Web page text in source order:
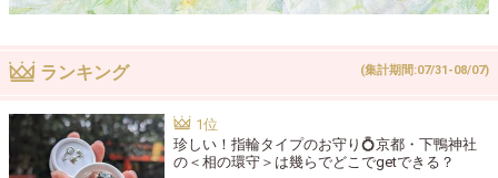
ランキング (集計期間:07/31-08/07)
珍しい！指輪タイプのお守り💍京都・下鴨神社
の＜相の環守＞は幾らでどこでgetできる？